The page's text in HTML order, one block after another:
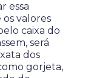
essa
valores
caixa do
será
dos
gorjeta,